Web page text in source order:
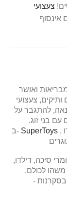
צעצועי
אינסוף
ואושר
צעצועי
להתגבר על
בני זוג.
ב- SuperToys , תמצאו מגוון רחב של מוצרים שנועדו
סיכה, דילדו,
משהו לכולם.
-